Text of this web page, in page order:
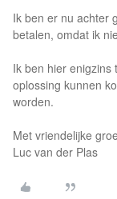
Ik ben er nu achter
betalen, omdat ik
Ik ben hier enigzins
oplossing kunnen
worden.
Met vriendelijke
Luc van der Plas